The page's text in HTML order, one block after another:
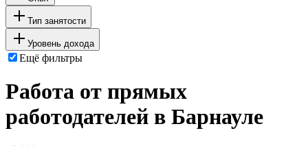
Тип занятости
Уровень дохода
Ещё фильтры
Работа от прямых
работодателей в Барнауле